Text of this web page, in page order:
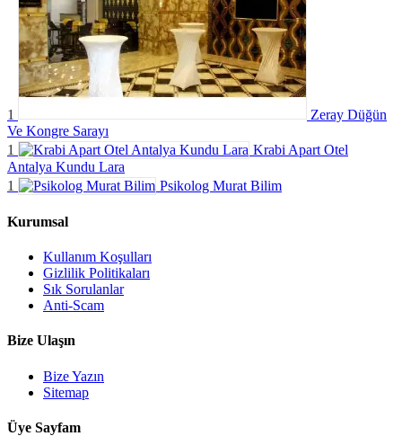
1
Zeray Düğün
Ve Kongre Sarayı
1
Krabi Apart Otel
Antalya Kundu Lara
1
Psikolog Murat Bilim
Kurumsal
Kullanım Koşulları
Gizlilik Politikaları
Sık Sorulanlar
Anti-Scam
Bize Ulaşın
Bize Yazın
Sitemap
Üye Sayfam